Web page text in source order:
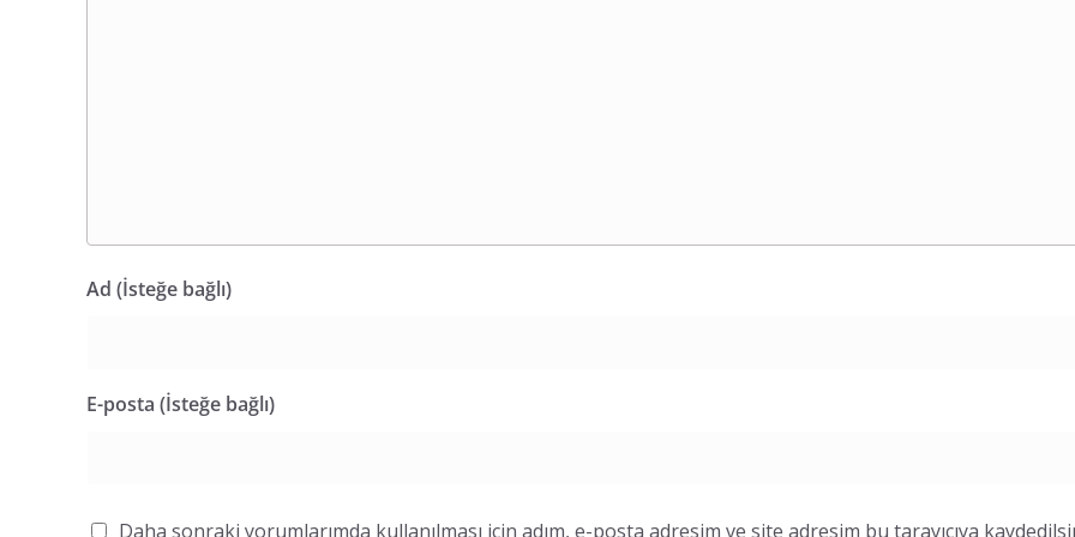
Ad (İsteğe bağlı)
E-posta (İsteğe bağlı)
Daha sonraki yorumlarımda kullanılması için adım, e-posta adresim ve site adresim bu tarayıcıya